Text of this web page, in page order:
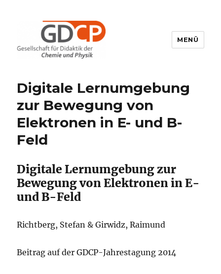
MENÜ
Digitale Lernumgebung
zur Bewegung von
Elektronen in E- und B-
Feld
Digitale Lernumgebung zur
Bewegung von Elektronen in E-
und B-Feld
Richtberg, Stefan & Girwidz, Raimund
Beitrag auf der GDCP-Jahrestagung 2014